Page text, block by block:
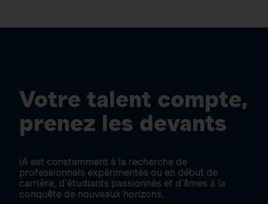
Votre talent compte,
prenez les devants
iA est constamment à la recherche de
professionnels expérimentés ou en début de
carrière, d'étudiants passionnés et d'âmes à la
conquête de nouveaux horizons.